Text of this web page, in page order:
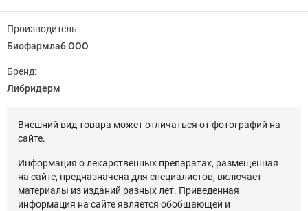
Производитель:
Биофармлаб ООО
Бренд:
Либридерм
Внешний вид товара может отличаться от фотографий на
сайте.
Информация о лекарственных препаратах, размещенная
на сайте, предназначена для специалистов, включает
материалы из изданий разных лет. Приведенная
информация на сайте является обобщающей и